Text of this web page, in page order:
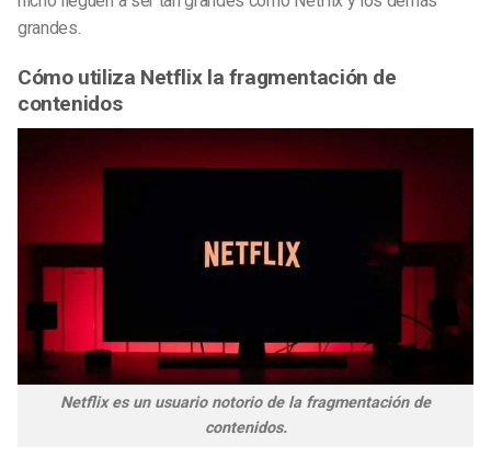
grandes.
Cómo utiliza Netflix la fragmentación de
contenidos
Netflix es un usuario notorio de la fragmentación de
contenidos.